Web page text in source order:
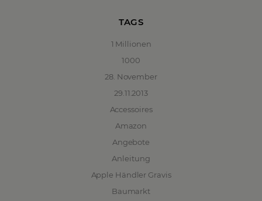
TAGS
1 Millionen
1000
28. November
29.11.2013
Accessoires
Amazon
Angebote
Anleitung
Apple Händler Gravis
Baumarkt